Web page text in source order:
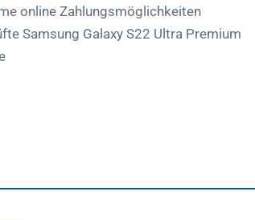
online Zahlungsmöglichkeiten
Samsung Galaxy S22 Ultra Premium